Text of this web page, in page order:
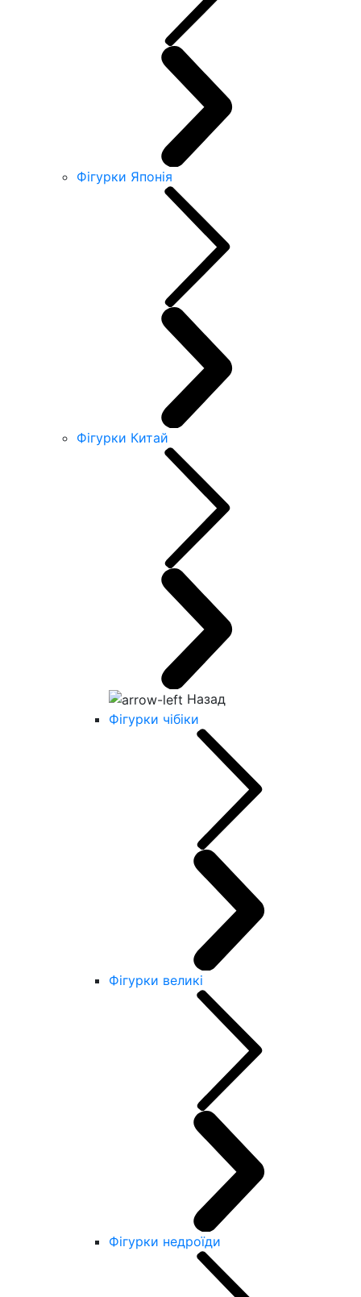
Фігурки Японія
Фігурки Китай
Назад
Фігурки чібіки
Фігурки великі
Фігурки недроїди